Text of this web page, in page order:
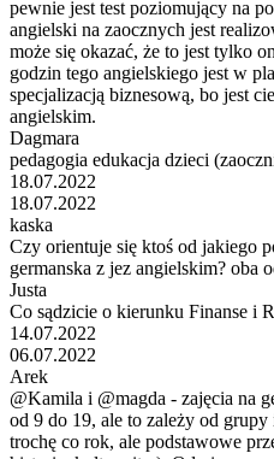
pewnie jest test poziomujący na
angielski na zaocznych jest
może się okazać, że to jest tylko
godzin tego angielskiego jest w
specjalizacją biznesową, bo jest
angielskim.
Dagmara
pedagogia edukacja dzieci
18.07.2022
18.07.2022
kaska
Czy orientuje się ktoś od jakiego
germanska z jez angielskim? oba
Justa
Co sądzicie o kierunku Finanse i
14.07.2022
06.07.2022
Arek
@Kamila i @magda - zajęcia na
od 9 do 19, ale to zależy od
trochę co rok, ale podstawowe